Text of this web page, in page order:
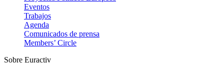
Eventos
Trabajos
Agenda
Comunicados de prensa
Members’ Circle
Sobre Euractiv